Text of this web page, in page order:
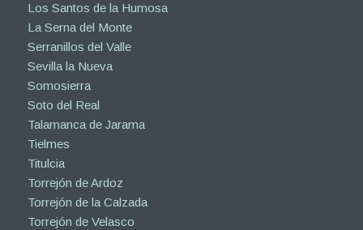
Los Santos de la Humosa
La Serna del Monte
Serranillos del Valle
Sevilla la Nueva
Somosierra
Soto del Real
Talamanca de Jarama
Tielmes
Titulcia
Torrejón de Ardoz
Torrejón de la Calzada
Torrejón de Velasco